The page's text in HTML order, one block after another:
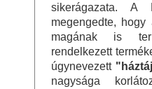
sikerágazata. A
megengedte,
magának is
rendelkezett
úgynevezett
nagysága